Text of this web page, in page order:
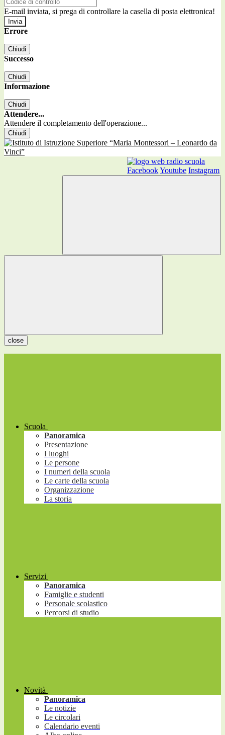
E-mail inviata, si prega di controllare la casella di posta elettronica!
Errore
Chiudi
Successo
Chiudi
Informazione
Chiudi
Attendere...
Attendere il completamento dell'operazione...
Chiudi
FacebookYoutube Instagram
close
Scuola
Panoramica
Presentazione
I luoghi
Le persone
I numeri della scuola
Le carte della scuola
Organizzazione
La storia
Servizi
Panoramica
Famiglie e studenti
Personale scolastico
Percorsi di studio
Novità
Panoramica
Le notizie
Le circolari
Calendario eventi